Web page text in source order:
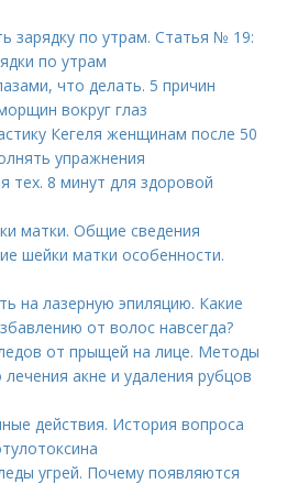
зарядку по утрам. Статья № 19:
по утрам
что делать. 5 причин
вокруг глаз
Кегеля женщинам после 50
упражнения
тех. 8 минут для здоровой
матки. Общие сведения
шейки матки особенности.
на лазерную эпиляцию. Какие
от волос навсегда?
от прыщей на лице. Методы
акне и удаления рубцов
действия. История вопроса
угрей. Почему появляются